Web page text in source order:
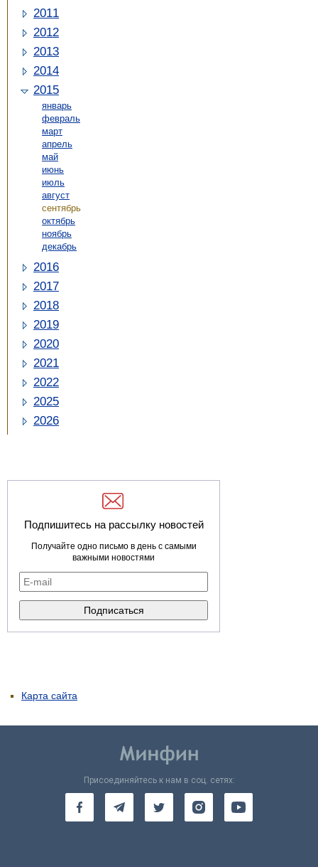
2011
2012
2013
2014
2015
январь
февраль
март
апрель
май
июнь
июль
август
сентябрь
октябрь
ноябрь
декабрь
2016
2017
2018
2019
2020
2021
2022
2025
2026
Подпишитесь на рассылку новостей
Получайте одно письмо в день с самыми
важными новостями
Карта сайта
Присоединяйтесь к нам в соц. сетях: